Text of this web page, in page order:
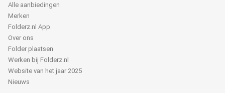
Alle aanbiedingen
Merken
Folderz.nl App
Over ons
Folder plaatsen
Werken bij Folderz.nl
Website van het jaar 2025
Nieuws